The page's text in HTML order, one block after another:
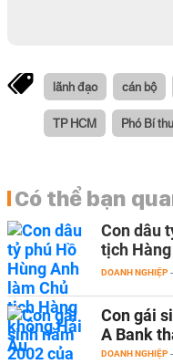
lãnh đạo cán bộ
TP HCM Phó Bí
Có thể bạn
Con dâu
tịch
DOANH NGHIỆP -
Con gái
A Bank
DOANH NGHIỆP -